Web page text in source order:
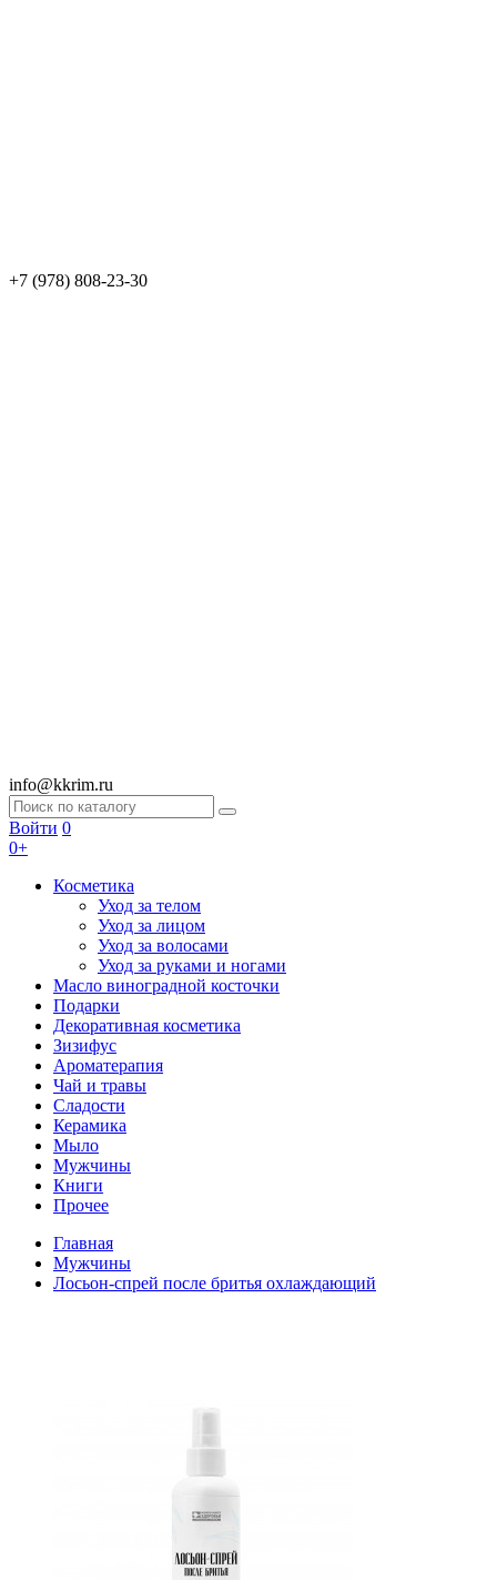
+7 (978) 808-23-30
info@kkrim.ru
Войти 0
0+
Косметика
Уход за телом
Уход за лицом
Уход за волосами
Уход за руками и ногами
Масло виноградной косточки
Подарки
Декоративная косметика
Зизифус
Ароматерапия
Чай и травы
Сладости
Керамика
Мыло
Мужчины
Книги
Прочее
Главная
Мужчины
Лосьон-спрей после бритья охлаждающий